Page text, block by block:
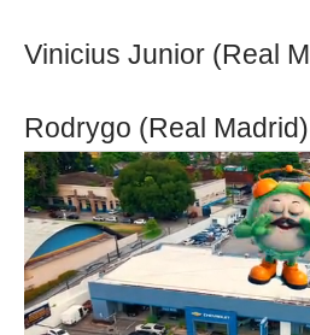
Vinicius Junior (Real
Rodrygo (Real Madrid)